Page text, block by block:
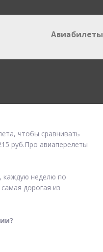
Авиабилеты
чтобы сравнивать
руб.Про авиаперелеты
каждую неделю по
дорогая из